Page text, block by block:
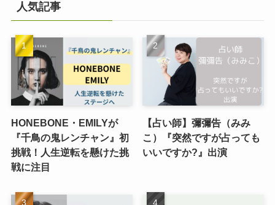
人気記事
HONEBONE・EMILYが
『千鳥の鬼レンチャン』初
挑戦！人生逆転を懸けた挑
戦に注目
【占い師】彌彌告（みみ
こ）『突然ですが占っても
いいですか?』出演